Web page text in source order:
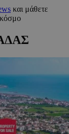
και μάθετε
κόσμο